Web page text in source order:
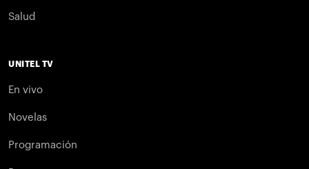
Salud
UNITEL TV
En vivo
Novelas
Programación